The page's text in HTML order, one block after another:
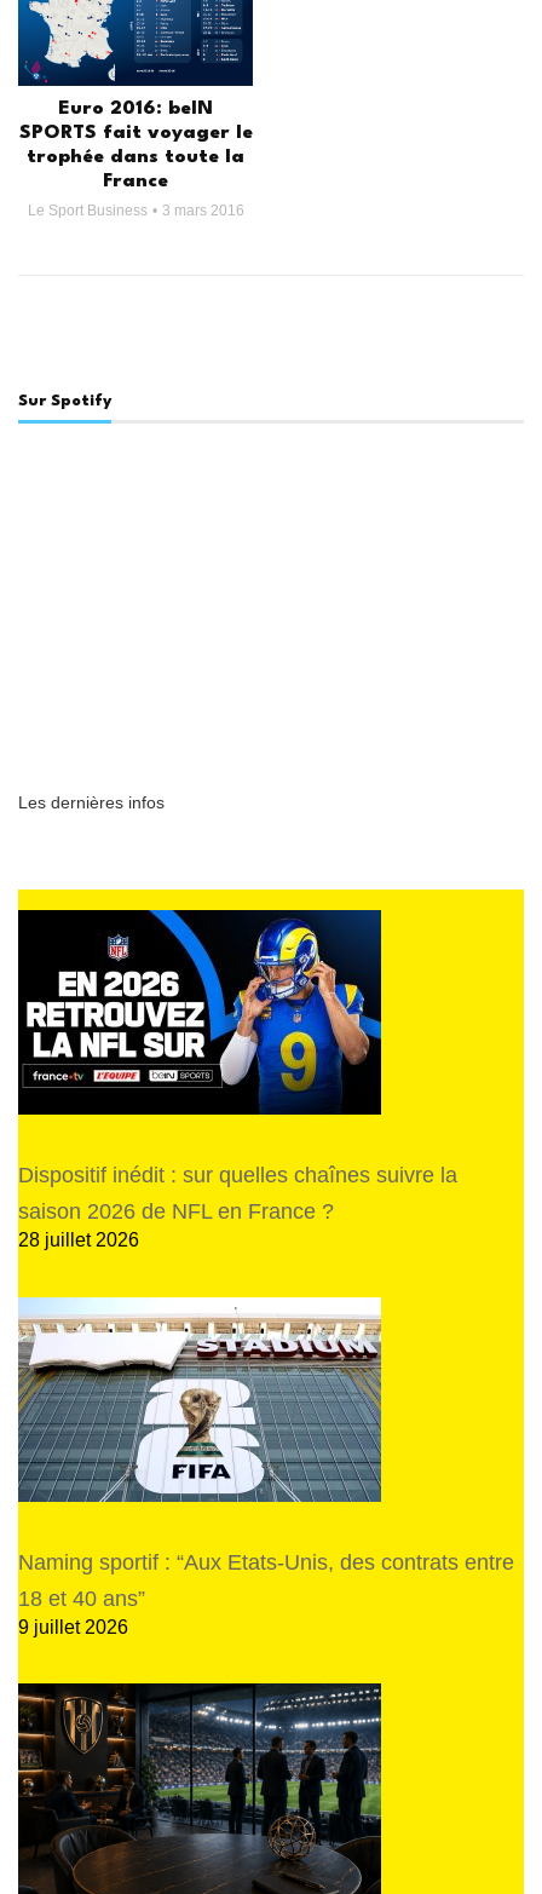
Euro 2016: beIN
SPORTS fait voyager le
trophée dans toute la
France
Le Sport Business 3 mars 2016
Sur Spotify
Les dernières infos
Dispositif inédit : sur quelles chaînes suivre la
saison 2026 de NFL en France ?
28 juillet 2026
Naming sportif : “Aux Etats-Unis, des contrats entre
18 et 40 ans”
9 juillet 2026